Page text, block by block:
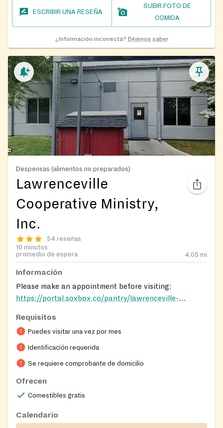
ESCRIBIR UNA RESEÑA
SUBIR FOTO DE
COMIDA
¿Información incorrecta? Déjenos saber
Despensas (alimentos no preparados)
Lawrenceville
Cooperative Ministry,
Inc.
54 reseñas
10 minutos
promedio de espera
4.05 mi
Información
Please make an appointment before visiting:
https://portal.soxbox.co/pantry/lawrenceville-
certificates for children in the household.
Requisitos
Puedes visitar una vez por mes
Identificación requerida
Se requiere comprobante de domicilio
Ofrecen
Comestibles gratis
Calendario